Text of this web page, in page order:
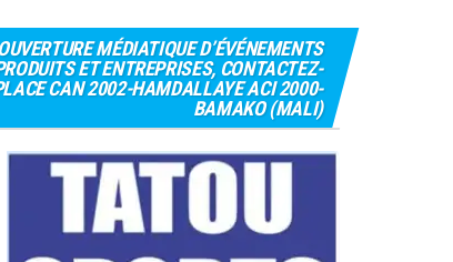
MÉDIATIQUE D’ÉVÉNEMENTS
ET ENTREPRISES, CONTACTEZ-
CAN 2002-HAMDALLAYE ACI 2000-
BAMAKO (MALI)